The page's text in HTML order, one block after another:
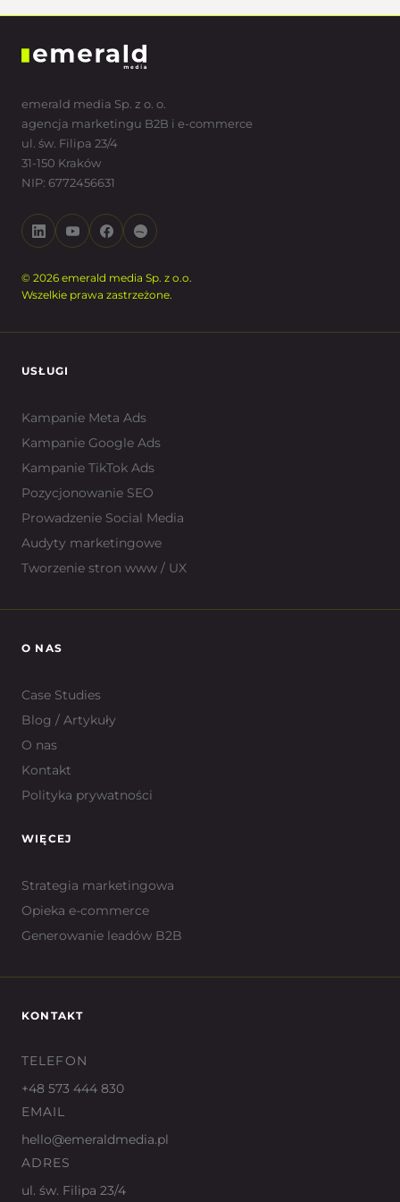
emerald media Sp. z o. o.
agencja marketingu B2B i e-commerce
ul. św. Filipa 23/4
31-150 Kraków
NIP: 6772456631
© 2026 emerald media Sp. z o.o.
Wszelkie prawa zastrzeżone.
USŁUGI
Kampanie Meta Ads
Kampanie Google Ads
Kampanie TikTok Ads
Pozycjonowanie SEO
Prowadzenie Social Media
Audyty marketingowe
Tworzenie stron www / UX
O NAS
Case Studies
Blog / Artykuły
O nas
Kontakt
Polityka prywatności
WIĘCEJ
Strategia marketingowa
Opieka e-commerce
Generowanie leadów B2B
KONTAKT
TELEFON
+48 573 444 830
EMAIL
hello@emeraldmedia.pl
ADRES
ul. św. Filipa 23/4